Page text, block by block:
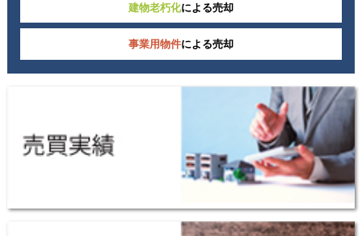
建物老朽化による売却
事業用物件による売却